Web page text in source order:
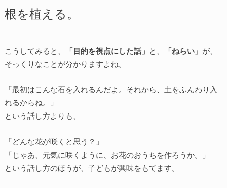
根を植える。
こうしてみると、 「目的を視点にした話」 と、 「ねらい」 が、
そっくりなことが分かりますよね。
「最初はこんな石を入れるんだよ。それから、土をふんわり入
れるからね。」
という話し方よりも、
「どんな花が咲くと思う？」
「じゃあ、元気に咲くように、お花のおうちを作ろうか。」
という話し方のほうが、子どもが興味をもてます。